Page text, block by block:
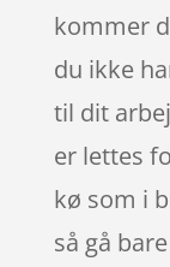
kommer
du ikke
til dit
er lettes
kø som i
så gå